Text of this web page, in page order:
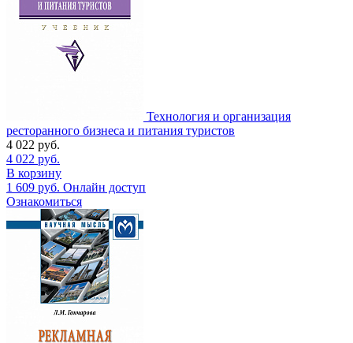
Технология и организация
ресторанного бизнеса и питания туристов
4 022 руб.
4 022 руб.
В корзину
1 609 руб. Онлайн доступ
Ознакомиться